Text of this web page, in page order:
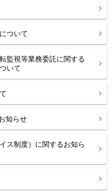
ついて
監視等業務委託に関する
いて
知らせ
ス制度）に関するお知ら